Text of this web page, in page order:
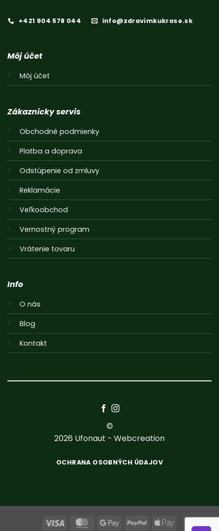
+421 904 578 044 info@zdravimkukrase.sk
Môj účet
Môj účet
Zákaznícky servis
Obchodné podmienky
Platba a doprava
Odstúpenie od zmluvy
Reklamácie
Veľkoobchod
Vernostný program
Vrátenie tovaru
Info
O nás
Blog
Kontakt
©
2026 Ufonaut - Webcreation
OCHRANA OSOBNÝCH ÚDAJOV
Visa MasterCard
GooglePayPal Apple